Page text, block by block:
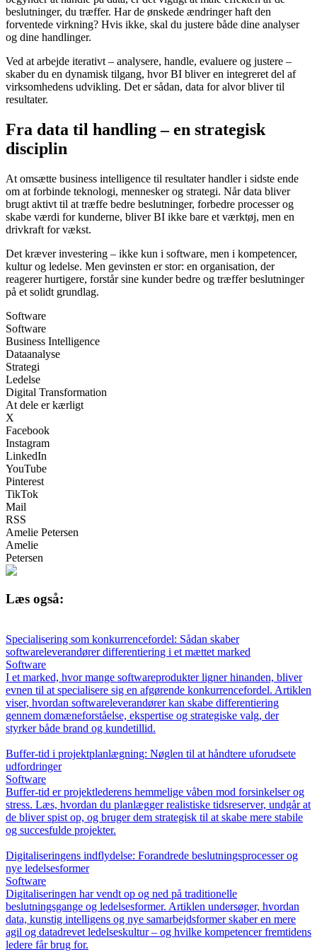
beslutninger, du træffer. Har de ønskede ændringer haft den
forventede virkning? Hvis ikke, skal du justere både dine analyser
og dine handlinger.
Ved at arbejde iterativt – analysere, handle, evaluere og justere –
skaber du en dynamisk tilgang, hvor BI bliver en integreret del af
virksomhedens udvikling. Det er sådan, data for alvor bliver til
resultater.
Fra data til handling – en strategisk
disciplin
At omsætte business intelligence til resultater handler i sidste ende
om at forbinde teknologi, mennesker og strategi. Når data bliver
brugt aktivt til at træffe bedre beslutninger, forbedre processer og
skabe værdi for kunderne, bliver BI ikke bare et værktøj, men en
drivkraft for vækst.
Det kræver investering – ikke kun i software, men i kompetencer,
kultur og ledelse. Men gevinsten er stor: en organisation, der
reagerer hurtigere, forstår sine kunder bedre og træffer beslutninger
på et solidt grundlag.
Software
Software
Business Intelligence
Dataanalyse
Strategi
Ledelse
Digital Transformation
At dele er kærligt
X
Facebook
Instagram
LinkedIn
YouTube
Pinterest
TikTok
Mail
RSS
Amelie Petersen
Amelie
Petersen
Læs også:
Specialisering som konkurrencefordel: Sådan skaber
softwareleverandører differentiering i et mættet marked
Software
I et marked, hvor mange softwareprodukter ligner hinanden, bliver
evnen til at specialisere sig en afgørende konkurrencefordel. Artiklen
viser, hvordan softwareleverandører kan skabe differentiering
gennem domæneforståelse, ekspertise og strategiske valg, der
styrker både brand og kundetillid.
Buffer-tid i projektplanlægning: Nøglen til at håndtere uforudsete
udfordringer
Software
Buffer-tid er projektlederens hemmelige våben mod forsinkelser og
stress. Læs, hvordan du planlægger realistiske tidsreserver, undgår at
de bliver spist op, og bruger dem strategisk til at skabe mere stabile
og succesfulde projekter.
Digitaliseringens indflydelse: Forandrede beslutningsprocesser og
nye ledelsesformer
Software
Digitaliseringen har vendt op og ned på traditionelle
beslutningsgange og ledelsesformer. Artiklen undersøger, hvordan
data, kunstig intelligens og nye samarbejdsformer skaber en mere
agil og datadrevet ledelseskultur – og hvilke kompetencer fremtidens
ledere får brug for.